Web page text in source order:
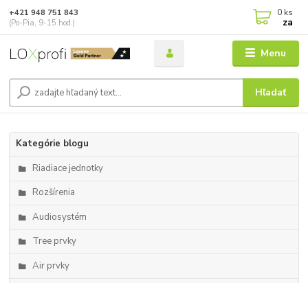
Menu
Hľadať
+421 948 751 843
(Po-Pia, 9-15 hod.)
0 ks
za
Kategórie blogu
Riadiace jednotky
Rozšírenia
Audiosystém
Tree prvky
Air prvky